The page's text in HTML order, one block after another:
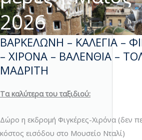
2026
ΒΑΡΚΕΛΩΝΗ – ΚΑΛΕΓΙΑ –
– ΧΙΡΟΝΑ – ΒΑΛΕΝΘΙΑ –
ΜΑΔΡΙΤΗ
Τα καλύτερα του ταξιδιού:
Δώρο η εκδρομή Φιγκέρες-Χιρόνα (δεν
κόστος εισόδου στο Μουσείο Νταλί)